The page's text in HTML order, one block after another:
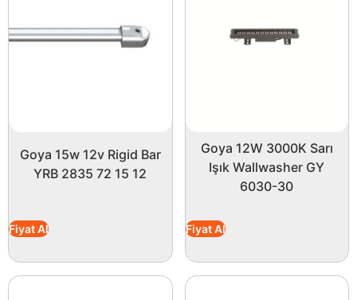
Goya 15w 12v Rigid Bar
YRB 2835 72 15 12
Fiyat Al
Goya 12W 3000K Sarı
Işık Wallwasher GY
6030-30
Fiyat Al